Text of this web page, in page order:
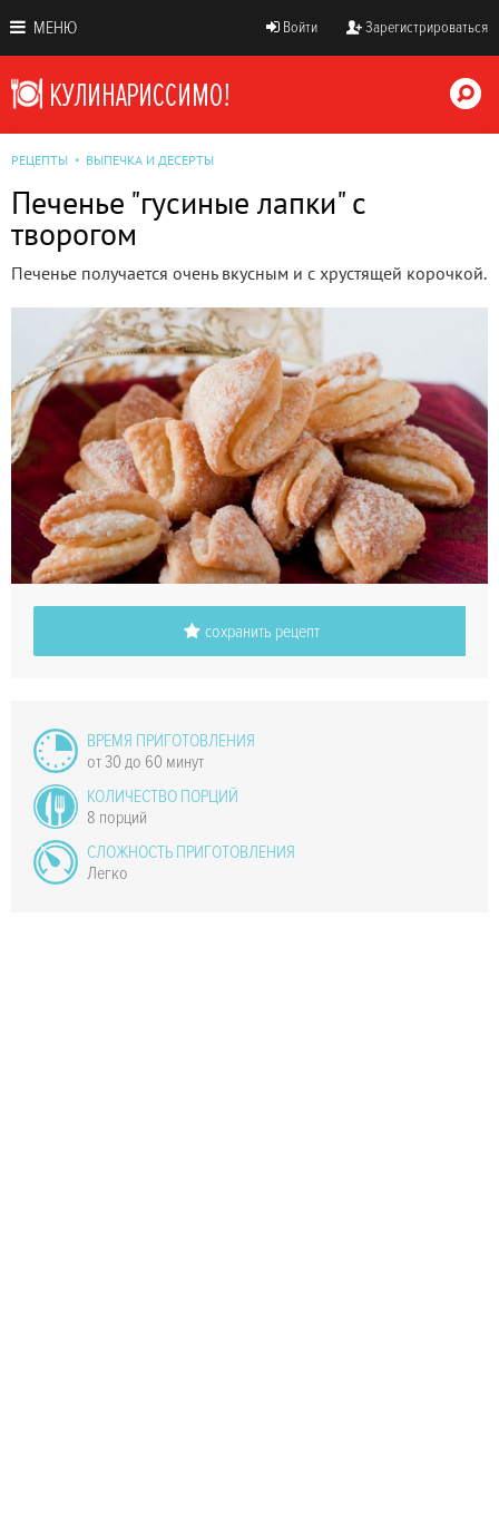
МЕНЮ Войти Зарегистрироваться
РЕЦЕПТЫ ВЫПЕЧКА И ДЕСЕРТЫ
Печенье "гусиные лапки" с
творогом
Печенье получается очень вкусным и с хрустящей корочкой.
сохранить рецепт
ВРЕМЯ ПРИГОТОВЛЕНИЯ
от 30 до 60 минут
КОЛИЧЕСТВО ПОРЦИЙ
8 порций
СЛОЖНОСТЬ ПРИГОТОВЛЕНИЯ
Легко